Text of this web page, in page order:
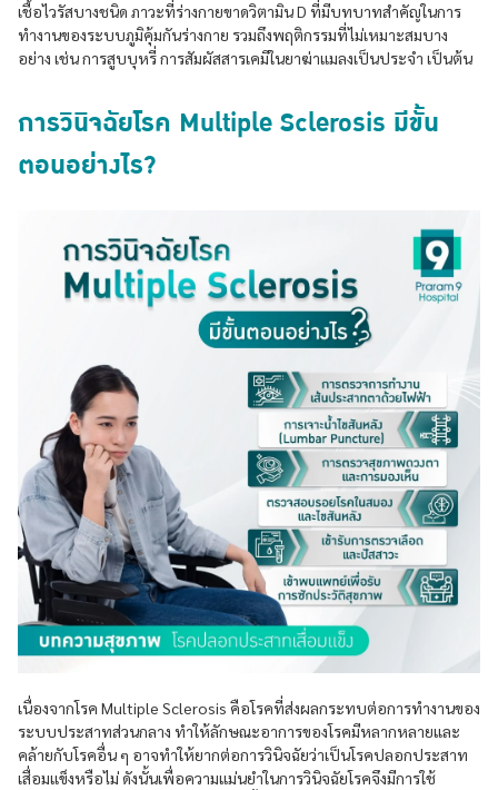
เชื้อไวรัสบางชนิด ภาวะที่ร่างกายขาดวิตามิน D ที่มีบทบาทสำคัญในการ
ทำงานของระบบภูมิคุ้มกันร่างกาย รวมถึงพฤติกรรมที่ไม่เหมาะสมบาง
อย่าง เช่น การสูบบุหรี่ การสัมผัสสารเคมีในยาฆ่าแมลงเป็นประจำ เป็นต้น
การวินิจฉัยโรค Multiple Sclerosis มีขั้น
ตอนอย่างไร?
เนื่องจากโรค Multiple Sclerosis คือโรคที่ส่งผลกระทบต่อการทำงานของ
ระบบประสาทส่วนกลาง ทำให้ลักษณะอาการของโรคมีหลากหลายและ
คล้ายกับโรคอื่น ๆ อาจทำให้ยากต่อการวินิจฉัยว่าเป็นโรคปลอกประสาท
เสื่อมแข็งหรือไม่ ดังนั้นเพื่อความแม่นยำในการวินิจฉัยโรคจึงมีการใช้